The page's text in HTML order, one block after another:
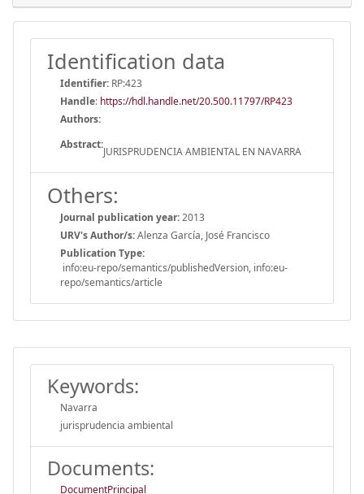
Identification data
Identifier: RP:423
Handle: https://hdl.handle.net/20.500.11797/RP423
Authors:
Abstract:
JURISPRUDENCIA AMBIENTAL EN NAVARRA
Others:
Journal publication year:2013
URV's Author/s:Alenza García, José Francisco
Publication Type:
info:eu-repo/semantics/publishedVersion, info:eu-
repo/semantics/article
Keywords:
Navarra
jurisprudencia ambiental
Documents:
DocumentPrincipal